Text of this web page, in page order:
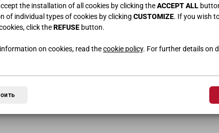
the installation of all cookies by clicking theACCEPT ALL
of individual types of cookies by clicking CUSTOMIZE. If you wish
click theREFUSE button.
on cookies, read thecookie policy. For further details on
УГЛОВОЙ РАСПАШНОЙ ШКАФ И ТОРЦЕВОЙ